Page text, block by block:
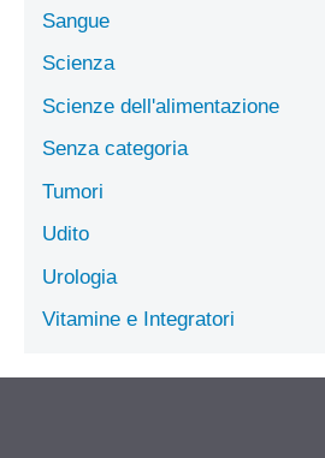
Sangue
Scienza
Scienze dell'alimentazione
Senza categoria
Tumori
Udito
Urologia
Vitamine e Integratori